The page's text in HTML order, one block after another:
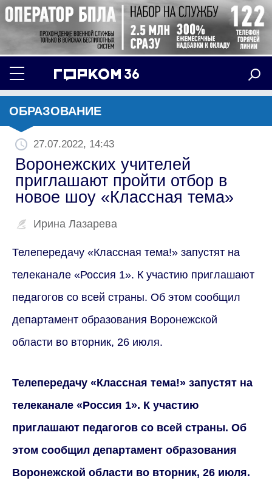
ОБРАЗОВАНИЕ
27.07.2022, 14:43
Воронежских учителей
приглашают пройти отбор в
новое шоу «Классная тема»
Ирина Лазарева
Телепередачу «Классная тема!» запустят на
телеканале «Россия 1». К участию приглашают
педагогов со всей страны. Об этом сообщил
департамент образования Воронежской
области во вторник, 26 июля.
Телепередачу «Классная тема!» запустят на
телеканале «Россия 1». К участию
приглашают педагогов со всей страны. Об
этом сообщил департамент образования
Воронежской области во вторник, 26 июля.